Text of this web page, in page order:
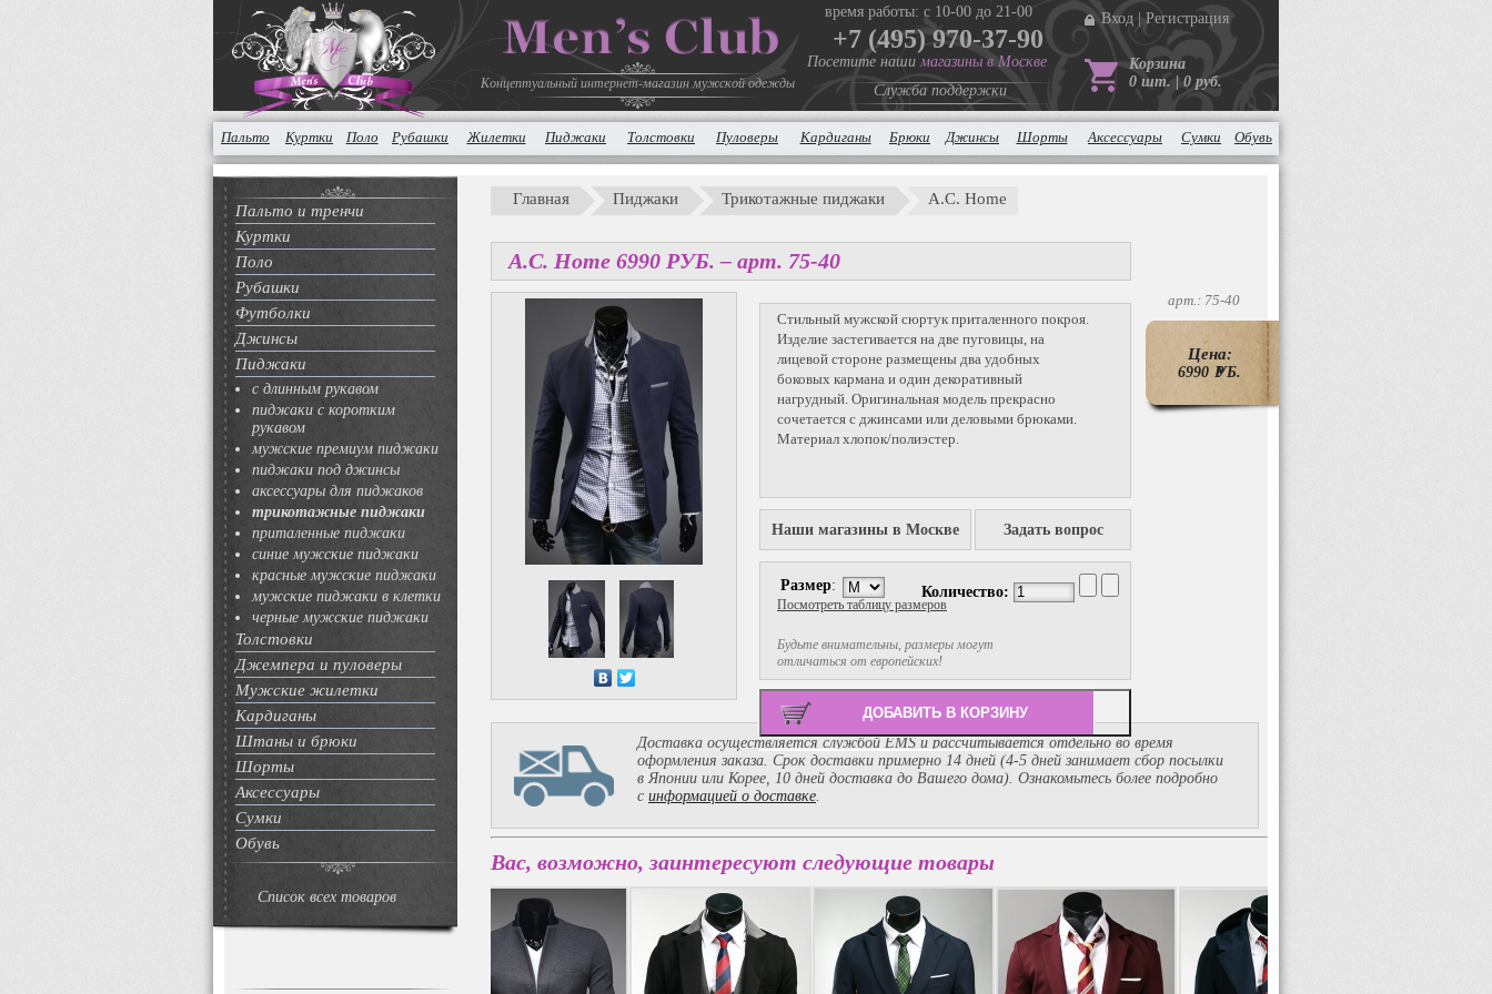
Концептуальный интернет-магазин мужской одежды
время работы: с 10-00 до 21-00
+7 (495) 970-37-90
Посетите наши магазины в Москве
Служба поддержки
Вход Регистрация
Корзина
0 шт. | 0 руб.
Пальто Куртки Поло Рубашки Жилетки Пиджаки Толстовки Пуловеры Кардиганы Брюки Джинсы Шорты Аксессуары Сумки Обувь
Пальто и тренчи
Куртки
Поло
Рубашки
Футболки
Джинсы
Пиджаки
с длинным рукавом
пиджаки с коротким
рукавом
мужские премиум пиджаки
пиджаки под джинсы
аксессуары для пиджаков
трикотажные пиджаки
приталенные пиджаки
синие мужские пиджаки
красные мужские пиджаки
мужские пиджаки в клетки
черные мужские пиджаки
Толстовки
Джемпера и пуловеры
Мужские жилетки
Кардиганы
Штаны и брюки
Шорты
Аксессуары
Сумки
Обувь
Список всех товаров
Главная Пиджаки Трикотажные пиджаки A.C. Home
A.C. Home 6990 PУБ. – арт. 75-40
Стильный мужской сюртук приталенного покроя.
Изделие застегивается на две пуговицы, на
лицевой стороне размещены два удобных
боковых кармана и один декоративный
нагрудный. Оригинальная модель прекрасно
сочетается с джинсами или деловыми брюками.
Материал хлопок/полиэстер.
Наши магазины в Москве Задать вопрос
Размер:
Будьте внимательны, размеры могут
отличаться от европейских!
Посмотреть таблицу размеров
Количество:
арт.: 75-40
Цена:
6990 P
УБ.
Доставка осуществляется службой EMS и рассчитывается отдельно во время
оформления заказа. Срок доставки примерно 14 дней (4-5 дней занимает сбор посылки
в Японии или Корее, 10 дней доставка до Вашего дома). Ознакомьтесь более подробно
с информацией о доставке.
Вас, возможно, заинтересуют следующие товары